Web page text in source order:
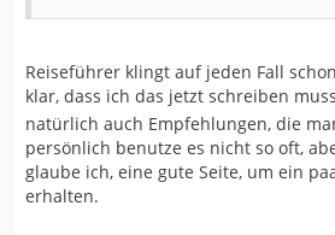
Reiseführer klingt auf jeden Fall
klar, dass ich das jetzt schreiben muss
natürlich auch Empfehlungen, die
persönlich benutze es nicht so oft,
glaube ich, eine gute Seite, um ein
erhalten.